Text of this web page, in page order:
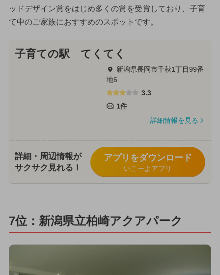
ッドデザイン賞をはじめ多くの賞を受賞しており、子育
て中のご家族におすすめのスポットです。
子育ての駅 てくてく
新潟県長岡市千秋1丁目99番
地6
3.3
1件
詳細情報を見る
詳細・周辺情報が
サクサク見れる！
アプリをダウンロード
いこーよアプリ
7位：新潟県立柏崎アクアパーク